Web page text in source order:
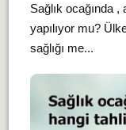
Sağlık ocağında
yapılıyor mu?
sağlığı me...